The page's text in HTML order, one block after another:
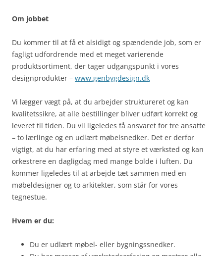
Om jobbet
Du kommer til at få et alsidigt og spændende job, som er
fagligt udfordrende med et meget varierende
produktsortiment, der tager udgangspunkt i vores
designprodukter – www.genbygdesign.dk
Vi lægger vægt på, at du arbejder struktureret og kan
kvalitetssikre, at alle bestillinger bliver udført korrekt og
leveret til tiden. Du vil ligeledes få ansvaret for tre ansatte
– to lærlinge og en udlært møbelsnedker. Det er derfor
vigtigt, at du har erfaring med at styre et værksted og kan
orkestrere en dagligdag med mange bolde i luften. Du
kommer ligeledes til at arbejde tæt sammen med en
møbeldesigner og to arkitekter, som står for vores
tegnestue.
Hvem er du:
Du er udlært møbel- eller bygningssnedker.